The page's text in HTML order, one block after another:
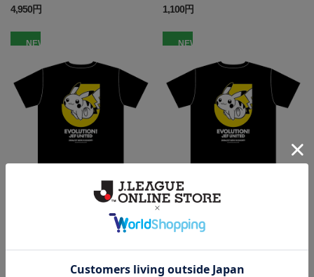
4,950円
1,100円
NEW
ジェフユナイテッド千葉 ピカ
チュウ Tシャツ BLACK キッズ
NEW
ジェフユナイテッド千葉 ピカ
4,950円